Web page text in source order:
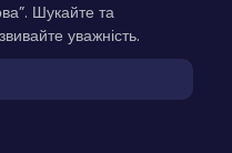
Шукайте та
уважність.